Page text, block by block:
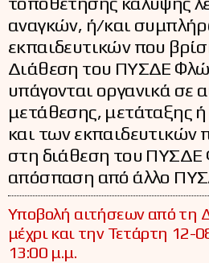
αναγκών, ή/και
εκπαιδευτικών που
Διάθεση του ΠΥΣΔΕ
υπάγονται οργανικά σε
μετάθεσης, μετάταξης
και των εκπαιδευτικών
στη διάθεση του ΠΥΣΔΕ
απόσπαση από άλλο
Υποβολή αιτήσεων από τη
μέχρι και την Τετάρτη 12-
13:00 μ.μ.